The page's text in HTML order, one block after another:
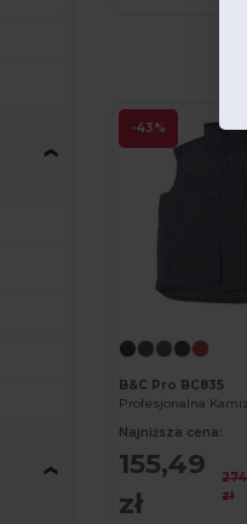
-43%
B&C Pro BC835
Najniższa cena:
155,49
zł
zł